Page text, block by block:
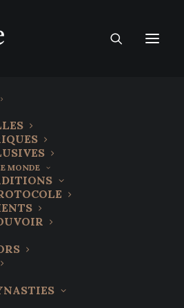
MONDE
des choix : les
prince Davoud